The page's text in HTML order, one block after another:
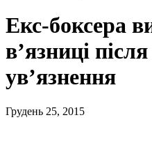
Екс-боксера
в’язниці
ув’язнення
Грудень 25, 2015